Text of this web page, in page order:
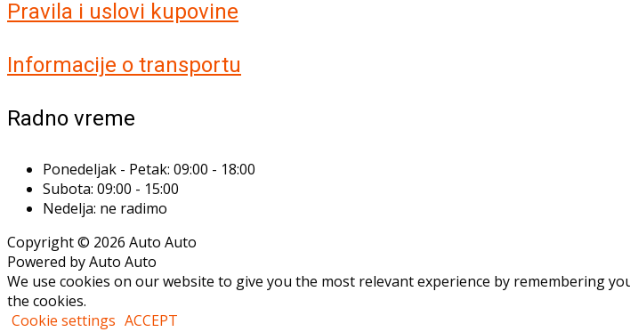
Pravila i uslovi kupovine
Informacije o transportu
Radno vreme
Ponedeljak - Petak: 09:00 - 18:00
Subota: 09:00 - 15:00
Nedelja: ne radimo
Copyright © 2026 Auto Auto
Powered by Auto Auto
We use cookies on our website to give you the most relevant experience by remembering
the cookies.
Cookie settings ACCEPT